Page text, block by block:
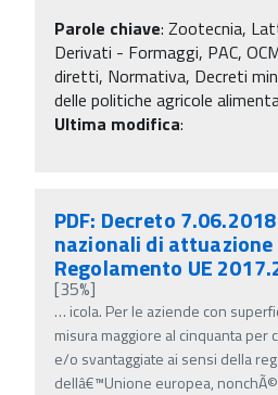
Parole chiave: Zootecnia,
Derivati - Formaggi, PAC,
diretti, Normativa, Decreti
delle politiche agricole
Ultima modifica:
PDF: Decreto
nazionali di attuazione
Regolamento UE
[35%]
… icola. Per le aziende con
misura maggiore al cinquanta per
e/o svantaggiate ai sensi della
dellâ€™Unione europea,